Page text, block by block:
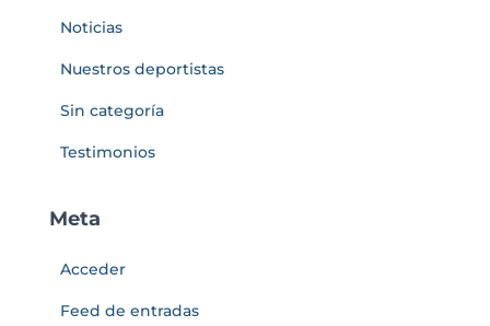
Noticias
Nuestros deportistas
Sin categoría
Testimonios
Meta
Acceder
Feed de entradas